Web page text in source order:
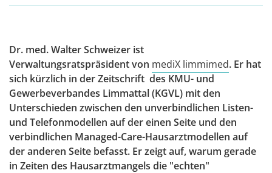
Dr. med. Walter Schweizer ist
Verwaltungsratspräsident von mediX limmimed. Er hat
sich kürzlich in der Zeitschrift des KMU- und
Gewerbeverbandes Limmattal (KGVL) mit den
Unterschieden zwischen den unverbindlichen Listen-
und Telefonmodellen auf der einen Seite und den
verbindlichen Managed-Care-Hausarztmodellen auf
der anderen Seite befasst. Er zeigt auf, warum gerade
in Zeiten des Hausarztmangels die "echten"